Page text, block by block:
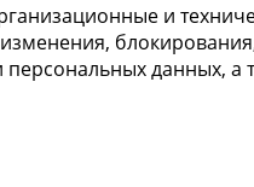
и
данных, а